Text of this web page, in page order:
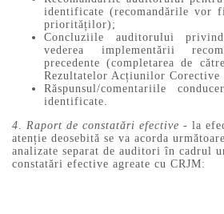
identificate (recomandările vor
priorităților);
Concluziile auditorului
vederea implementării
precedente (completarea de
Rezultatelor Acțiunilor Corective
Răspunsul/comentariile
4. Raport de constatări efective - la
atenție deosebită se va acorda
analizate separat de auditori în cadrul
constatări efective